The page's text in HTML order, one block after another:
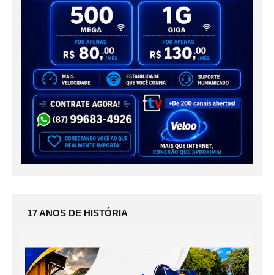
17 ANOS DE HISTÓRIA